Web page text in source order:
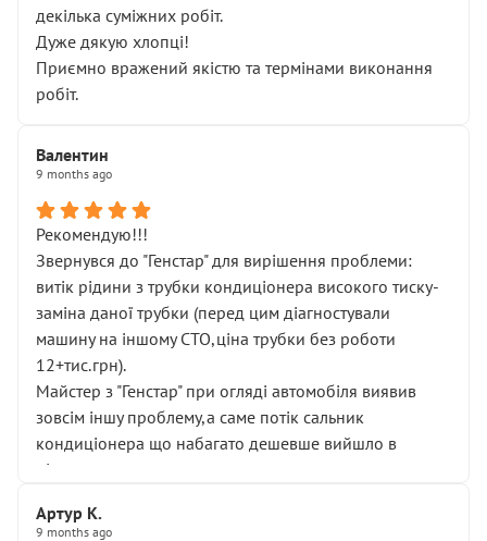
декілька суміжних робіт.
Дуже дякую хлопці!
Приємно вражений якістю та термінами виконання
робіт.
Валентин
9 months ago
Рекомендую!!!
Звернувся до "Генстар" для вирішення проблеми:
витік рідини з трубки кондиціонера високого тиску-
заміна даної трубки (перед цим діагностували
машину на іншому СТО,ціна трубки без роботи
12+тис.грн).
Майстер з "Генстар" при огляді автомобіля виявив
зовсім іншу проблему,а саме потік сальник
кондиціонера що набагато дешевше вийшло в
підсумку.
Артур К.
9 months ago